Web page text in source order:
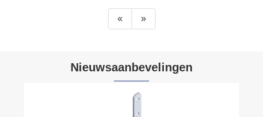
« »
Nieuwsaanbevelingen